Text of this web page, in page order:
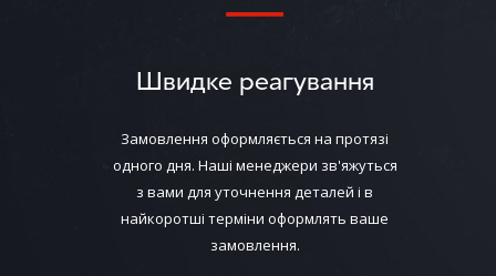
Швидке реагування
Замовлення оформляється на протязі
одного дня. Наші менеджери зв'яжуться
з вами для уточнення деталей і в
найкоротші терміни оформлять ваше
замовлення.